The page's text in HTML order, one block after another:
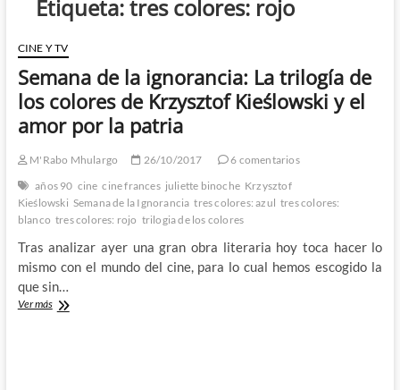
Etiqueta:tres colores: rojo
CINE Y TV
Semana de la ignorancia: La trilogía de
los colores de Krzysztof Kieślowski y el
amor por la patria
M'Rabo Mhulargo 26/10/2017
6 comentarios
años 90 cine cine frances juliette binoche Krzysztof
Kieślowski Semana de la Ignorancia tres colores: azul tres colores:
blanco tres colores: rojo trilogia de los colores
Tras analizar ayer una gran obra literaria hoy toca hacer lo
mismo con el mundo del cine, para lo cual hemos escogido la
que sin…
Ver másSemana